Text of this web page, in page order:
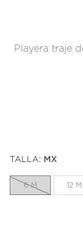
Playera traje
TALLA: MX
6 M 12 M